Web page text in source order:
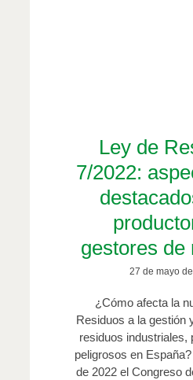
Ley de
7/2022:
gestores de
27 de mayo
¿Cómo afecta la
Residuos a la gestión
residuos industriales,
peligrosos en
de 2022 el Congreso